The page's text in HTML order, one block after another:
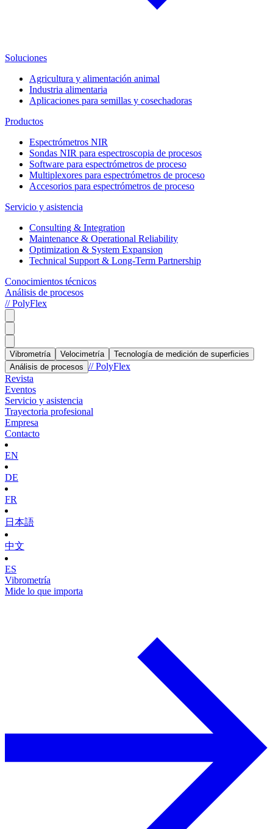
Soluciones
Agricultura y alimentación animal
Industria alimentaria
Aplicaciones para semillas y cosechadoras
Productos
Espectrómetros NIR
Sondas NIR para espectroscopia de procesos
Software para espectrómetros de proceso
Multiplexores para espectrómetros de proceso
Accesorios para espectrómetros de proceso
Servicio y asistencia
Consulting & Integration
Maintenance & Operational Reliability
Optimization & System Expansion
Technical Support & Long-Term Partnership
Conocimientos técnicos
Análisis de procesos
// PolyFlex
Vibrometría Velocimetría
Tecnología de medición de superficies
Análisis de procesos // PolyFlex
Revista
Eventos
Servicio y asistencia
Trayectoria profesional
Empresa
Contacto
EN
DE
FR
日本語
中文
ES
Vibrometría
Mide lo que importa